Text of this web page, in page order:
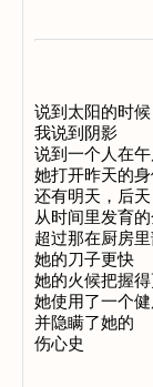
说到太阳的时候
我说到阴影
说到一个人在
她打开昨天的
还有明天，后
从时间里发育
超过那在厨房
她的刀子更快
她的火候把握
她使用了一个
并隐瞒了她的